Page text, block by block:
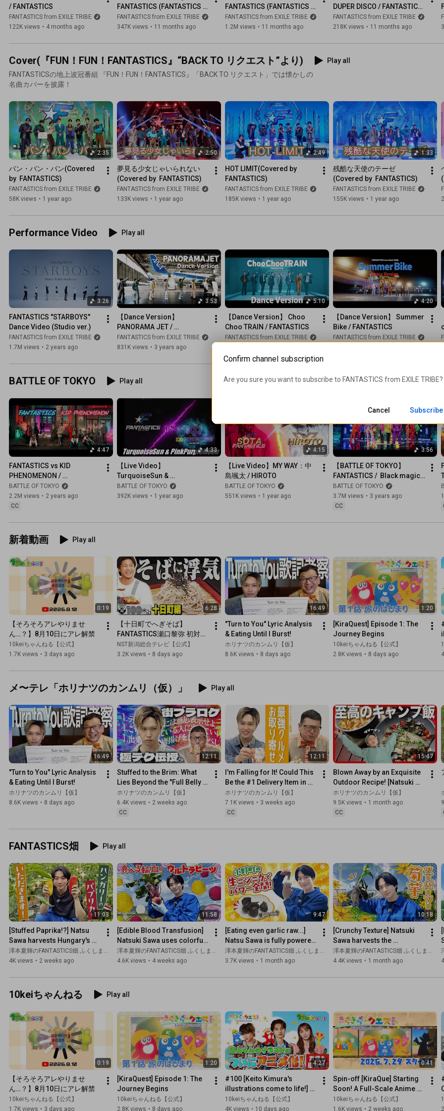
2025年11月に開催された有明公演の映像とMaking Movieをそ
れぞれ収録！！
①【LIVE盤】(CD+2DVD)
初回仕様：トレーディングカードA(全8種中1種ランダム)封入
封入特典：スマプラフォト (LIVE ver.)
品番：RZCD-67578/B~C 価格：¥9,000(税込)
初回仕様：トレーディングカードA(全8種中1種ランダム)封入
封入特典：スマプラフォト (LIVE ver.)
③【MV盤】(CD+DVD)
品番：RZCD-67579/B 価格：¥2,500(税込)
初回仕様：トレーディングカードB(全8種中1種ランダム)封入
封入特典：スマプラフォト  (MV ver.)
④【CD ONLY】(CD)
品番：RZCD-67580 価格：¥1,700(税込)
2. SUNFLOWER
3. HANDS UP
4. PUMP IT UP!
5. BFX (FANTASTICS LIVE TOUR 2025 ”BUTTERFLY EFFECT”)
6. SUNFLOWER (Instrumental)
7. HANDS UP (Instrumental)
■DVD【MV盤】※RZCD-67579/Bのみ
1. SUNFLOWER (Music Video)
※スマプラフォト(MV Ver.)封入
■DVD/Blu-ray【LIVE盤】※RZCD-67577/B～C・67578/B～C 2
FANTASTICS LIVE TOUR 2025 ”BUTTERFLY EFFECT” Making
※スマプラフォト(LIVE Ver.)封入]
/ FANTASTICS
FANTASTICS from EXILE TRIBE
122K views • 4 months ago
FANTASTICS (FANTASTICS
LIVE 2025 "RISING
BUTTERFLY" ＠SAITAMA
FANTASTICS from EXILE TRIBE
347K views • 11 months ago
FANTASTICS (FANTASTICS
LIVE 2025 "RISING
BUTTERFLY" ＠SAITAMA
FANTASTICS from EXILE TRIBE
1.2M views • 11 months ago
DUPER DISCO / FANTASTICS
(FANTASTICS LIVE 2025 ＠
SAITAMA SUPER ARENA)
FANTASTICS from EXILE TRIBE
218K views • 11 months ago
Cover(『FUN！FUN！FANTASTICS』“BACK TO リクエスト”より)
Play all
FANTASTICSの地上波冠番組 『FUN！FUN！FANTASTICS』「BACK TO リクエスト」では懐かしの
名曲カバーを披露！
2:35
バン・バン・バン(Covered
by  FANTASTICS)
FANTASTICS from EXILE TRIBE
58K views • 1 year ago
2:50
夢見る少女じゃいられない
(Covered by  FANTASTICS)
FANTASTICS from EXILE TRIBE
133K views • 1 year ago
2:49
HOT LIMIT(Covered by
FANTASTICS)
FANTASTICS from EXILE TRIBE
185K views • 1 year ago
1:33
残酷な天使のテーゼ
(Covered by  FANTASTICS)
FANTASTICS from EXILE TRIBE
155K views • 1 year ago
Performance Video Play all
3:26
FANTASTICS "STARBOYS"
Dance Video (Studio ver.)
FANTASTICS from EXILE TRIBE
1.7M views • 2 years ago
3:53
【Dance Version】
PANORAMA JET /
FANTASTICS×ANA Special
Collaboration
FANTASTICS from EXILE TRIBE
831K views • 3 years ago
5:10
【Dance Version】 Choo
Choo TRAIN / FANTASTICS
FANTASTICS from EXILE TRIBE
4:20
【Dance Version】 Summer
Bike / FANTASTICS
FANTASTICS from EXILE TRIBE
BATTLE OF TOKYO Play all
4:47
FANTASTICS vs KID
PHENOMENON /
TurquoiseSun &
PinkPurpleMoon (Music
Video)
BATTLE OF TOKYO
2.2M views • 2 years ago
CC
4:33
【Live Video】
TurquoiseSun &
PinkPurpleMoon /
FANTASTICS vs KID
BATTLE OF TOKYO
392K views • 1 year ago
4:15
【Live Video】MY WAY：中
島颯太 / HIROTO
BATTLE OF TOKYO
551K views • 1 year ago
3:56
【BATTLE OF TOKYO】
FANTASTICS /  Black magic
(Music Video)
BATTLE OF TOKYO
3.7M views • 3 years ago
CC
新着動画 Play all
0:19
【そろそろアレやりませ
ん…？】8月10日にアレ解禁
10keiちゃんねる【公式】
1.7K views • 3 days ago
6:28
【十日町でへぎそば】
FANTASTICS瀬口黎弥 初対面
の人と一瞬で仲良くなる天才
だった！米を育てる女子サッ
潟100米る傑作選】
NST新潟総合テレビ【公式】
3.2K views • 8 days ago
16:49
"Turn to You" Lyric Analysis
& Eating Until I Burst!
ホリナツのカンムリ【仮】
8.6K views • 8 days ago
1:20
[KiraQuest] Episode 1: The
Journey Begins
10keiちゃんねる【公式】
2.8K views • 8 days ago
メ〜テレ「ホリナツのカンムリ（仮）」 Play all
16:49
"Turn to You" Lyric Analysis
& Eating Until I Burst!
ホリナツのカンムリ【仮】
8.6K views • 8 days ago
12:11
Stuffed to the Brim: What
Lies Beyond the "Full Belly
Tour"… A New Frontier!?
ホリナツのカンムリ【仮】
6.4K views • 2 weeks ago
CC
12:11
I'm Falling for It! Could This
Be the #1 Delivery Item in
the Tokai Region!?
ホリナツのカンムリ【仮】
7.1K views • 3 weeks ago
CC
15:47
Blown Away by an Exquisite
Outdoor Recipe! [Natsuki
Hori of FANTASTICS x
Nishimura of Viking]
ホリナツのカンムリ【仮】
9.5K views • 1 month ago
CC
FANTASTICS畑 Play all
11:03
[Stuffed Paprika!?] Natsu
Sawa harvests Hungary's
specialty "TV Paprika"
澤本夏輝のFANTASTICS畑 ふくしま農活レポート
4K views • 2 weeks ago
11:58
[Edible Blood Transfusion]
Natsuki Sawa uses colorful
beets to make a super
nutritious dish!
澤本夏輝のFANTASTICS畑 ふくしま農活レポート
4.6K views • 4 weeks ago
9:47
[Eating even garlic raw...]
Natsu Sawa is fully powered
up by garlic from Ono Town
澤本夏輝のFANTASTICS畑 ふくしま農活レポート
3.7K views • 1 month ago
10:18
[Crunchy Texture] Natsuki
Sawa harvests the
superfood "Jerusalem
artichoke"!
澤本夏輝のFANTASTICS畑 ふくしま農活レポート
4.4K views • 1 month ago
10keiちゃんねる Play all
0:19
【そろそろアレやりませ
ん…？】8月10日にアレ解禁
10keiちゃんねる【公式】
1.7K views • 3 days ago
1:20
[KiraQuest] Episode 1: The
Journey Begins
10keiちゃんねる【公式】
2.8K views • 8 days ago
4:27
#100 [Keito Kimura's
illustrations come to life!]
All-star voice cast revealed!
KiraQue finally b...
10keiちゃんねる【公式】
4K views • 10 days ago
0:41
Spin-off [KiraQue] Starting
Soon! A Full-Scale Anime
from 10kei Channel
10keiちゃんねる【公式】
1.6K views • 2 weeks ago
Confirm channel subscription
Are you sure you want to subscribe to FANTASTICS from EXILE TRIBE?
Cancel Subscribe